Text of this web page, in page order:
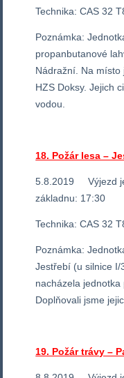
Technika: CAS 32
Poznámka:
propanbutanové
Nádražní. Na místo
HZS Doksy. Jejich
vodou.
18. Požár lesa –
5.8.2019 Výjezd
základnu: 17:30
Technika: CAS 32
Poznámka:
Jestřebí (u silnice
nacházela jednotka
Doplňovali jsme
19. Požár trávy –